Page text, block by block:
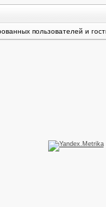
пользователей и